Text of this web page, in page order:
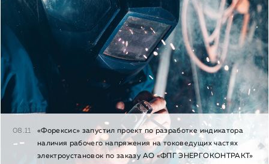
08.11
«Форексис» запустил проект по разработке индикатора
наличия рабочего напряжения на токоведущих частях
электроустановок по заказу АО «ФПГ ЭНЕРГОКОНТРАКТ»